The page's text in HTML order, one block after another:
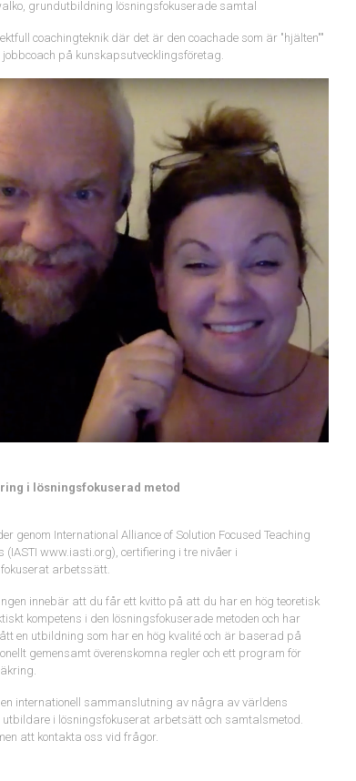
grundutbildning lösningsfokuserade samtal
coachingteknik där det är den coachade som är "hjälten""
jobbcoach på kunskapsutvecklingsföretag.
i lösningsfokuserad metod
genom International Alliance of Solution Focused Teaching
(IASTI www.iasti.org), certifiering i tre nivåer i
arbetssätt.
innebär att du får ett kvitto på att du har en hög teoretisk
kompetens i den lösningsfokuserade metoden och har
en utbildning som har en hög kvalité och är baserad på
gemensamt överenskomna regler och ett program för
en internationell sammanslutning av några av världens
i lösningsfokuserat arbetsätt och samtalsmetod.
att kontakta oss vid frågor.